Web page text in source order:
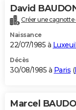
David
Créer une cagnotte
Naissance
22/07/1985 à
Décès
30/08/1985 à Paris (
Marcel